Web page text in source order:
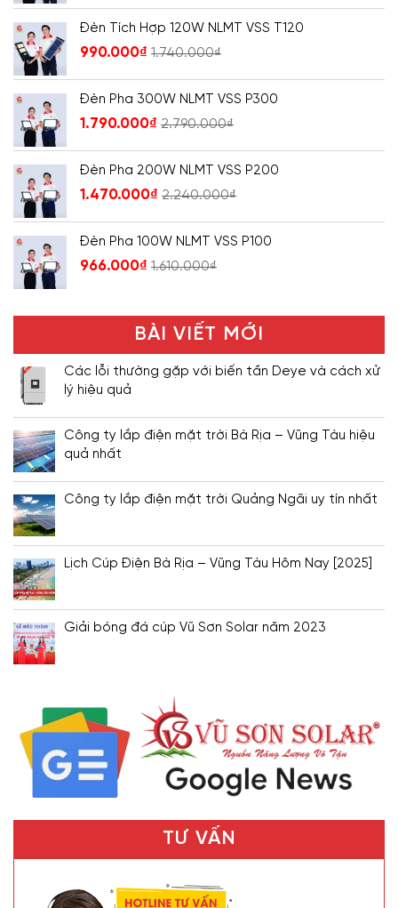
Đèn Tích Hợp 120W NLMT VSS T120
990.000₫ 1.740.000₫
Đèn Pha 300W NLMT VSS P300
1.790.000₫ 2.790.000₫
Đèn Pha 200W NLMT VSS P200
1.470.000₫ 2.240.000₫
Đèn Pha 100W NLMT VSS P100
966.000₫ 1.610.000₫
BÀI VIẾT MỚI
Các lỗi thường gặp với biến tần Deye và cách xử
lý hiệu quả
Công ty lắp điện mặt trời Bà Rịa – Vũng Tàu hiệu
quả nhất
Công ty lắp điện mặt trời Quảng Ngãi uy tín nhất
Lịch Cúp Điện Bà Rịa – Vũng Tàu Hôm Nay [2025]
Giải bóng đá cúp Vũ Sơn Solar năm 2023
TƯ VẤN